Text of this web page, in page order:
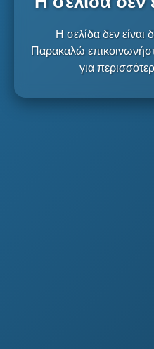
Η σελίδα δεν είναι
Παρακαλώ
για